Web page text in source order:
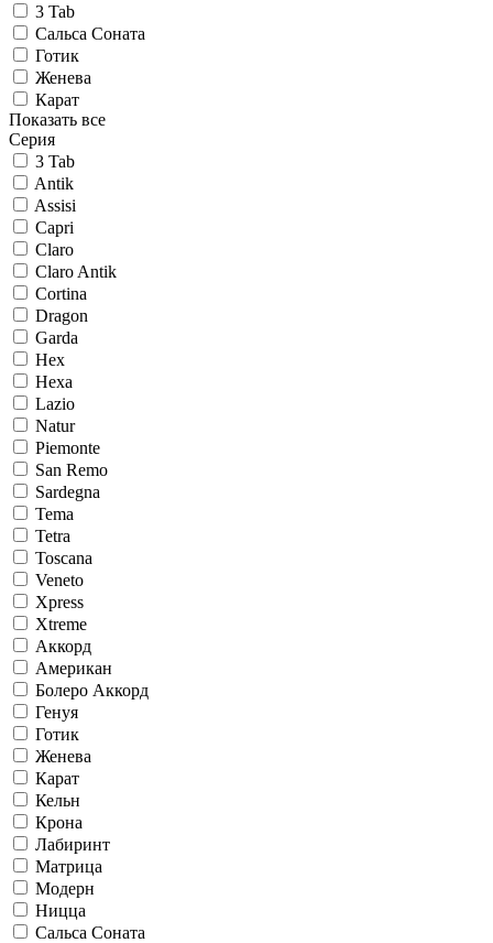
3 Tab
Сальса Соната
Готик
Женева
Карат
Показать все
Серия
3 Tab
Antik
Assisi
Capri
Claro
Claro Antik
Cortina
Dragon
Garda
Hex
Hexa
Lazio
Natur
Piemonte
San Remo
Sardegna
Tema
Tetra
Toscana
Veneto
Xpress
Xtreme
Аккорд
Американ
Болеро Аккорд
Генуя
Готик
Женева
Карат
Кельн
Крона
Лабиринт
Матрица
Модерн
Ницца
Сальса Соната